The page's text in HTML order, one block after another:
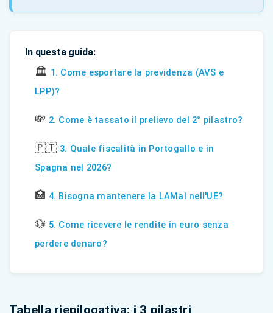
In questa guida:
🏛️ 1. Come esportare la previdenza (AVS e
LPP)?
💸 2. Come è tassato il prelievo del 2° pilastro?
🇵🇹 3. Quale fiscalità in Portogallo e in
Spagna nel 2026?
🏥 4. Bisogna mantenere la LAMal nell'UE?
💱 5. Come ricevere le rendite in euro senza
perdere denaro?
Tabella riepilogativa: i 3 pilastri